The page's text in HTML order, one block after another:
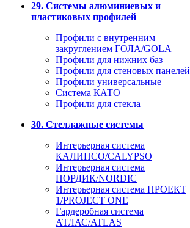
29. Системы алюминиевых и
пластиковых профилей
Профили с внутренним
закруглением ГОЛА/GOLA
Профили для нижних баз
Профили для стеновых панелей
Профили универсальные
Система КАТО
Профили для стекла
30. Стеллажные системы
Интерьерная система
КАЛИПСО/CALYPSO
Интерьерная система
НОРДИК/NORDIC
Интерьерная система ПРОЕКТ
1/PROJECT ONE
Гардеробная система
АТЛАС/ATLAS